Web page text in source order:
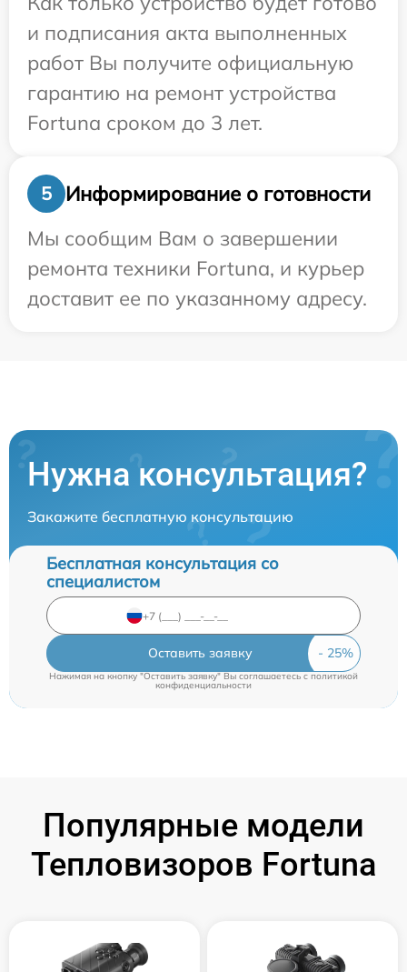
и подписания акта выполненных
работ Вы получите официальную
гарантию на ремонт устройства
Fortuna сроком до 3 лет.
5
Информирование о готовности
Мы сообщим Вам о завершении
ремонта техники Fortuna, и курьер
доставит ее по указанному адресу.
Нужна консультация?
Закажите бесплатную консультацию
Бесплатная консультация со
специалистом
Оставить заявку
Нажимая на кнопку "Оставить заявку" Вы соглашаетесь c политикой
конфиденциальности
Популярные модели
Тепловизоров Fortuna